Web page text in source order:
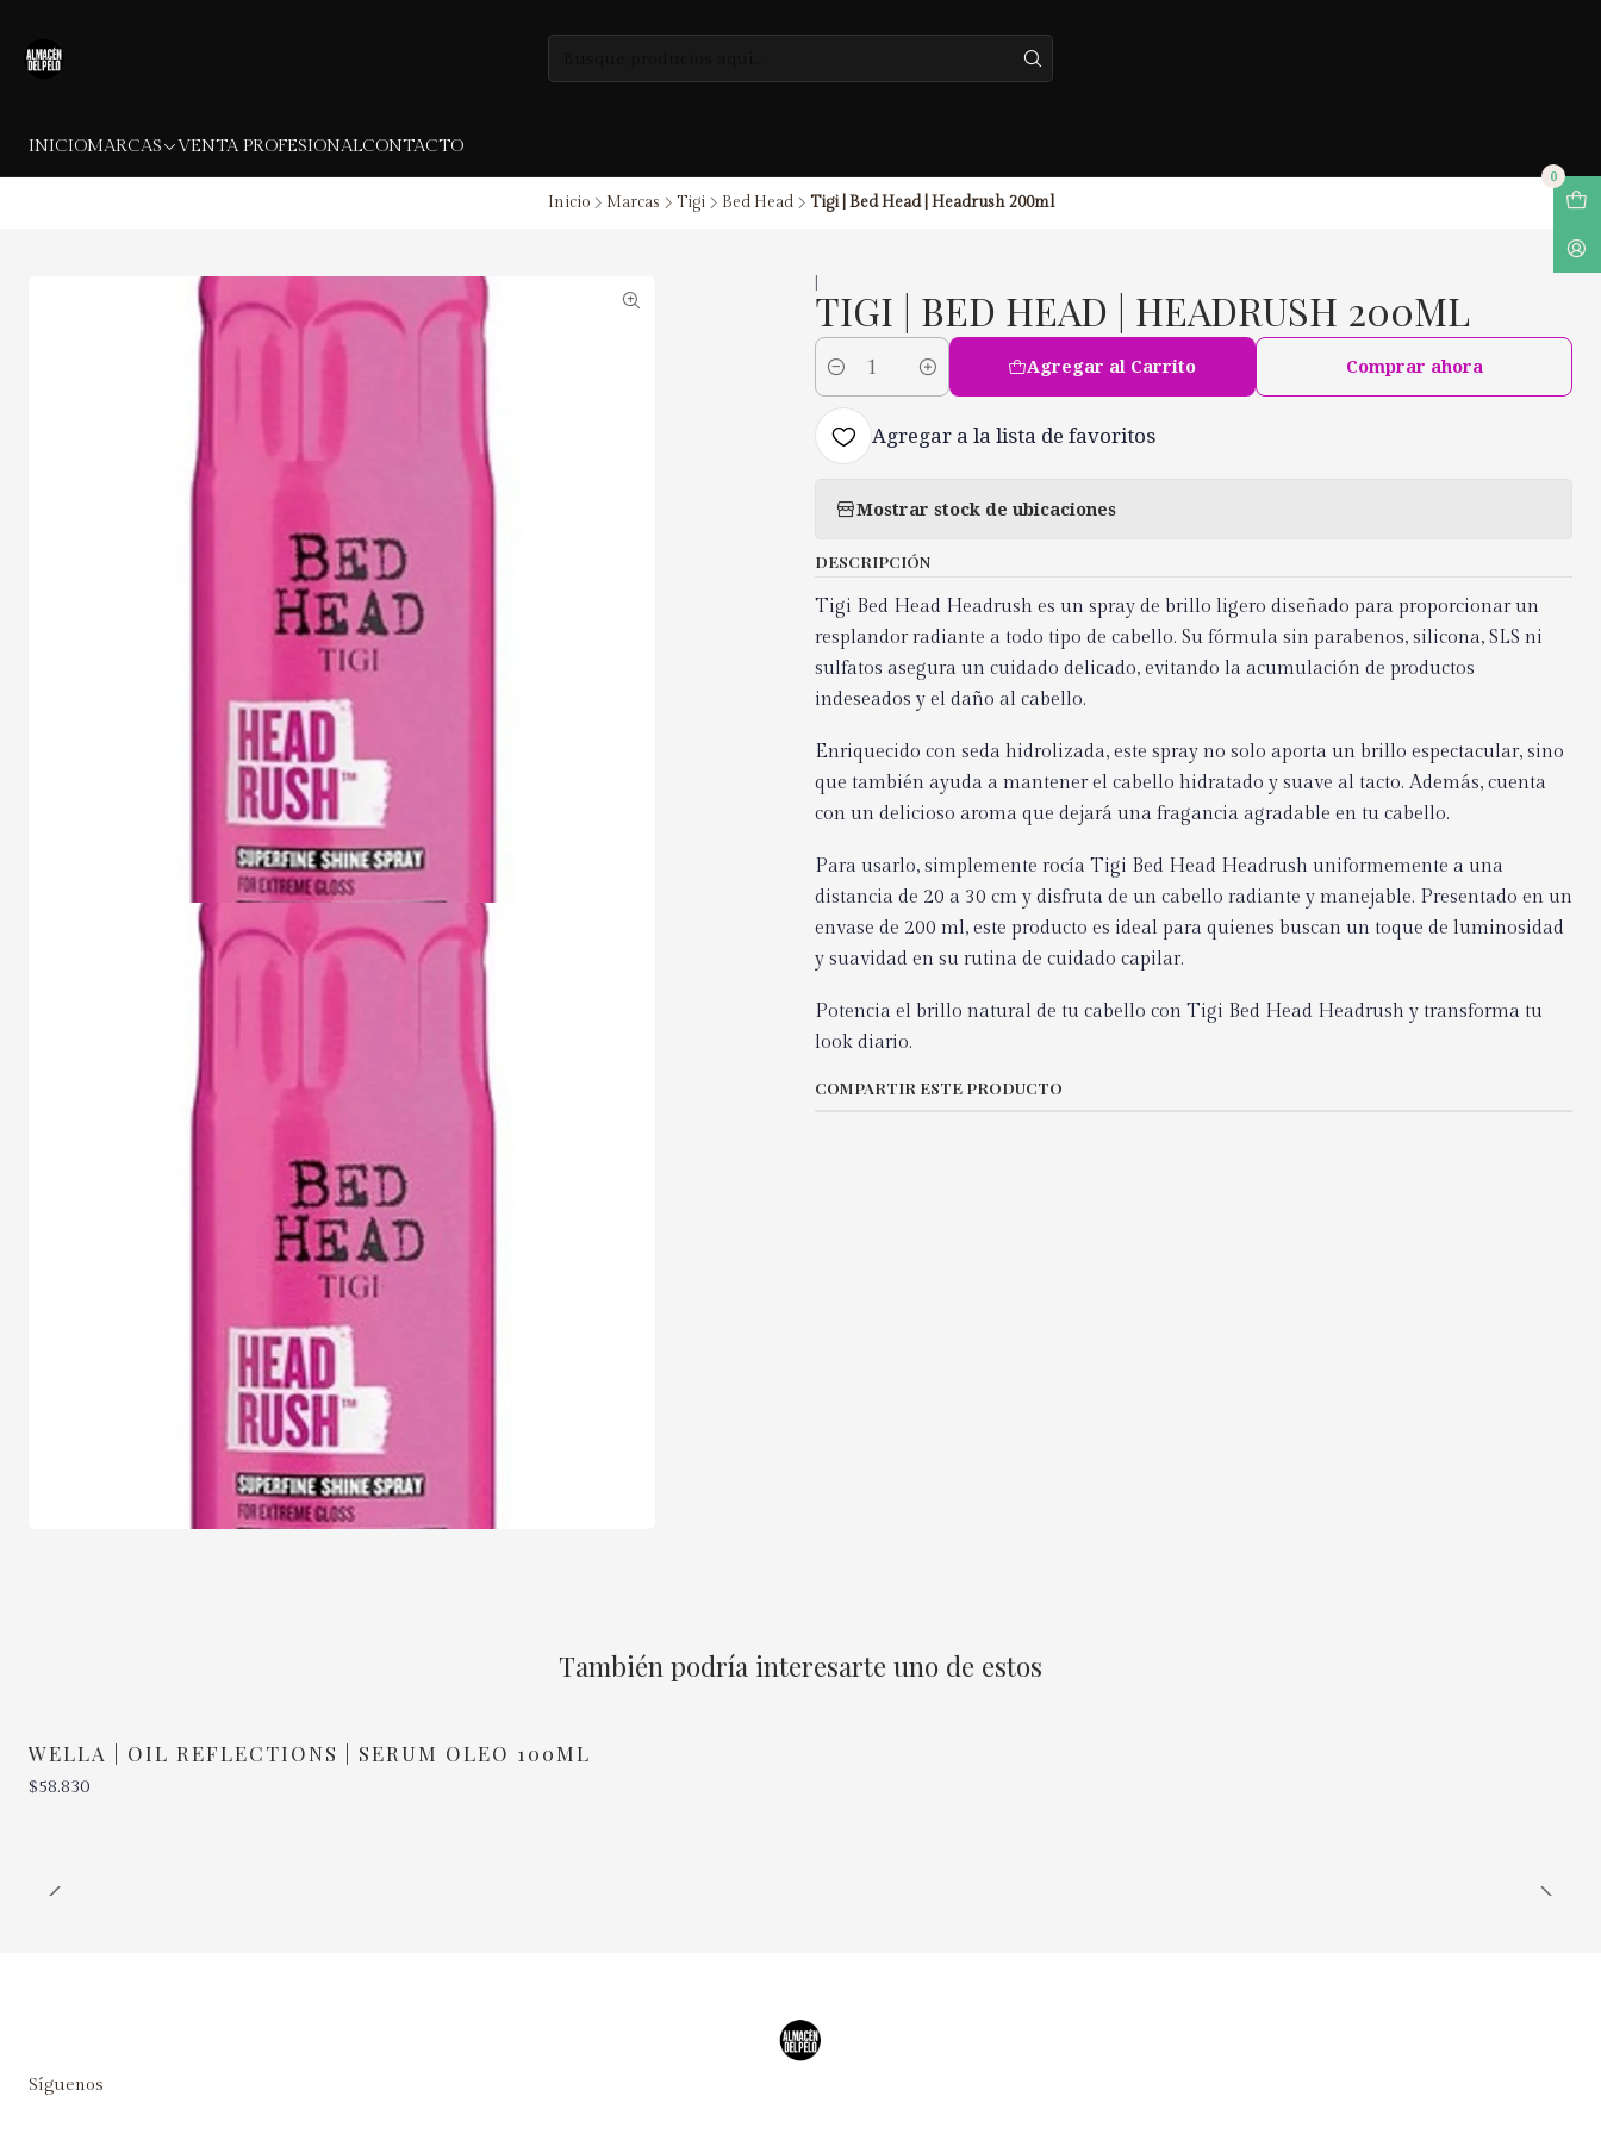
INICIOMARCAS VENTA PROFESIONALCONTACTO
0
Inicio Marcas Tigi Bed Head Tigi | Bed Head | Headrush 200ml
TIGI | BED HEAD | HEADRUSH 200ML
Cantidad
Agregar al Carrito Comprar ahora
Agregar a la lista de favoritos
Mostrar stock de ubicaciones
DESCRIPCIÓN
Tigi Bed Head Headrush es un spray de brillo ligero diseñado para proporcionar un
resplandor radiante a todo tipo de cabello. Su fórmula sin parabenos, silicona, SLS ni
sulfatos asegura un cuidado delicado, evitando la acumulación de productos
indeseados y el daño al cabello.
Enriquecido con seda hidrolizada, este spray no solo aporta un brillo espectacular, sino
que también ayuda a mantener el cabello hidratado y suave al tacto. Además, cuenta
con un delicioso aroma que dejará una fragancia agradable en tu cabello.
Para usarlo, simplemente rocía Tigi Bed Head Headrush uniformemente a una
distancia de 20 a 30 cm y disfruta de un cabello radiante y manejable. Presentado en un
envase de 200 ml, este producto es ideal para quienes buscan un toque de luminosidad
y suavidad en su rutina de cuidado capilar.
Potencia el brillo natural de tu cabello con Tigi Bed Head Headrush y transforma tu
look diario.
COMPARTIR ESTE PRODUCTO
También podría interesarte uno de estos
WELLA | OIL REFLECTIONS | SERUM OLEO 100ML
$58.830
Síguenos